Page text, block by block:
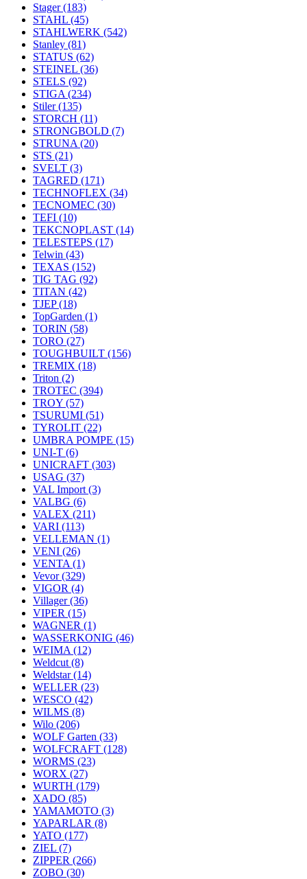
Stager(183)
STAHL (45)
STAHLWERK (542)
Stanley (81)
STATUS (62)
STEINEL (36)
STELS (92)
STIGA (234)
Stiler(135)
STORCH (11)
STRONGBOLD (7)
STRUNA (20)
STS (21)
SVELT (3)
TAGRED (171)
TECHNOFLEX (34)
TECNOMEC (30)
TEFI (10)
TEKCNOPLAST (14)
TELESTEPS (17)
Telwin (43)
TEXAS (152)
TIG TAG (92)
TITAN (42)
TJEP(18)
TopGarden (1)
TORIN (58)
TORO (27)
TOUGHBUILT (156)
TREMIX (18)
Triton (2)
TROTEC (394)
TROY (57)
TSURUMI (51)
TYROLIT (22)
UMBRA POMPE (15)
UNI-T (6)
UNICRAFT (303)
USAG (37)
VAL Import (3)
VALBG (6)
VALEX (211)
VARI (113)
VELLEMAN (1)
VENI (26)
VENTA (1)
Vevor(329)
VIGOR (4)
Villager(36)
VIPER (15)
WAGNER (1)
WASSERKONIG (46)
WEIMA (12)
Weldcut (8)
Weldstar(14)
WELLER (23)
WESCO (42)
WILMS (8)
Wilo (206)
WOLF Garten (33)
WOLFCRAFT (128)
WORMS (23)
WORX (27)
WURTH (179)
XADO (85)
YAMAMOTO (3)
YAPARLAR (8)
YATO (177)
ZIEL (7)
ZIPPER (266)
ZOBO (30)